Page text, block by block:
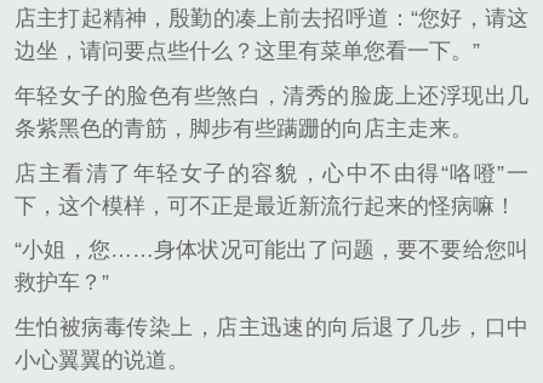
店主打起精神，殷勤的凑上前去招呼道：“您好，请这
边坐，请问要点些什么？这里有菜单您看一下。”
年轻女子的脸色有些煞白，清秀的脸庞上还浮现出几
条紫黑色的青筋，脚步有些蹒跚的向店主走来。
店主看清了年轻女子的容貌，心中不由得“咯噔”一
下，这个模样，可不正是最近新流行起来的怪病嘛！
“小姐，您……身体状况可能出了问题，要不要给您叫
救护车？”
生怕被病毒传染上，店主迅速的向后退了几步，口中
小心翼翼的说道。